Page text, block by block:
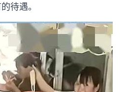
待遇。